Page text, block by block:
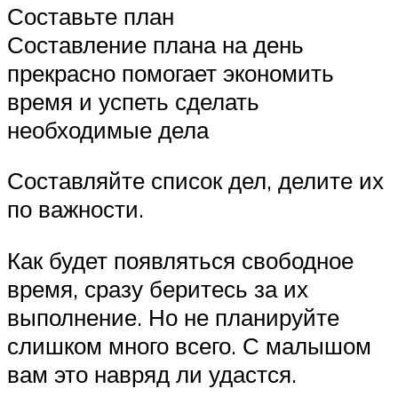
Составьте план
Составление плана на день
прекрасно помогает экономить
время и успеть сделать
необходимые дела
Составляйте список дел, делите их
по важности.
Как будет появляться свободное
время, сразу беритесь за их
выполнение. Но не планируйте
слишком много всего. С малышом
вам это навряд ли удастся.